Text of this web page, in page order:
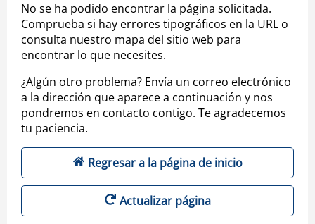
No se ha podido encontrar la página solicitada.
Comprueba si hay errores tipográficos en la URL o
consulta nuestro mapa del sitio web para
encontrar lo que necesites.
¿Algún otro problema? Envía un correo electrónico
a la dirección que aparece a continuación y nos
pondremos en contacto contigo. Te agradecemos
tu paciencia.
Regresar a la página de inicio
Actualizar página